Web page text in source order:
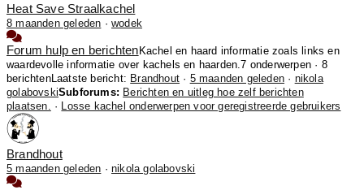
Heat Save Straalkachel
8 maanden geleden ·wodek
Forum hulp en berichten Kachel en haard informatie zoals links en
waardevolle informatie over kachels en haarden.7 onderwerpen · 8
berichtenLaatste bericht: Brandhout · 5 maanden geleden · nikola
golabovskiSubforums: Berichten en uitleg hoe zelf berichten
plaatsen.
· Losse kachel onderwerpen voor geregistreerde gebruikers
Brandhout
5 maanden geleden ·nikola golabovski